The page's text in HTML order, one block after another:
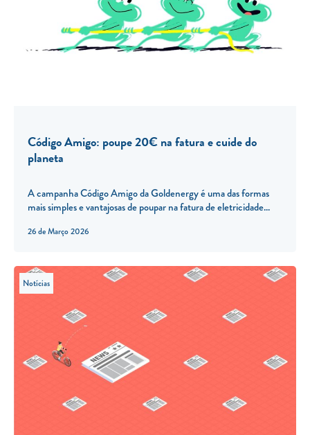
26 de Março 2026
Código Amigo: poupe 20€ na fatura e cuide do
planeta
A campanha Código Amigo da Goldenergy é uma das formas
mais simples e vantajosas de poupar na fatura de eletricidade...
Notícias